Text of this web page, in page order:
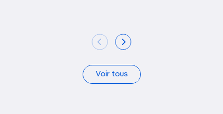
Voir tous